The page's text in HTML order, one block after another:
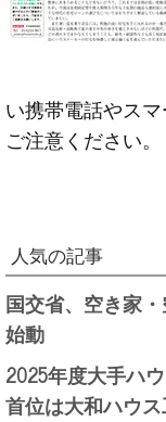
い携帯電話やス
ご注意ください。
人気の記事
国交省、空き家
始動
2025年度大手ハ
首位は大和ハウ